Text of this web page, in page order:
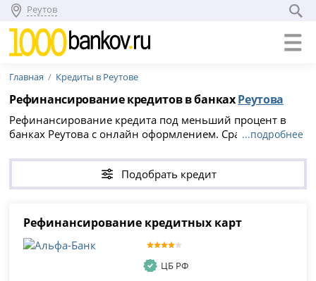
Реутов
Главная Кредиты в Реутове
Рефинансирование кредитов в банкахРеутова
Рефинансирование кредита под меньший процент в
банках Реутова с онлайн оформлением. Сравните 3
на сумму до 30 000 000 рублей и оформите заявку на
рефинансирование кредита других банков под более
низкий процент.
...подробнее
Подобрать кредит
Рефинансирование кредитных карт
ЦБ РФ